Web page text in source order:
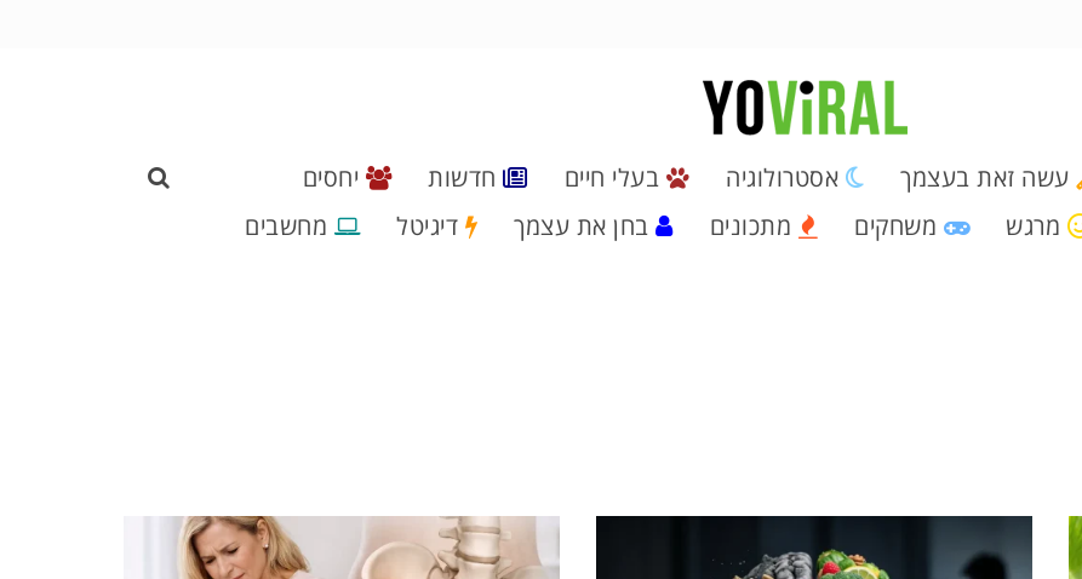
עשה זאת בעצמך אסטרולוגיה בעלי חיים חדשות
יחסים
מרגש משחקים מתכונים בחן את עצמך דיגיטל
מחשבים